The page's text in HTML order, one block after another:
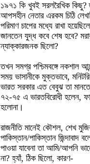
১৯৭১ কি খুবই সরলরৈখিক
আপসহীন নেতার এরকম চিঠি
পরিমাণ চাপের মধ্যে রাখা
জানতেন যুদ্ধ কবে শেষ হবে?
ন্যাক্কারজনক ছিলো?
তখন সমগ্র পশ্চিমবঙ্গে নকশাল
সময় ভাসানীকে মুক্তভাবে,
ভারত সরকার এত বেবুঝ তা
৭২-৭৫ এ ভারতবিরোধী হলেন,
হলোনা।
রাজনীতি মানেই কৌশল, শেখ
পাকিস্তান/পাকিস্তান জিন্দাবাদ
পাওয়া যাবেনা তা আমি/আপনি
না? হ্যাঁ, ঠিক ছিলো, কারণ-